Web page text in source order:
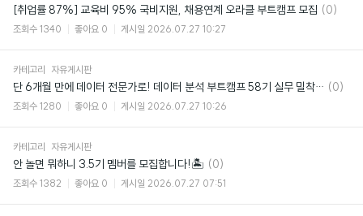
[취업률 87%] 교육비 95% 국비지원, 채용연계 오라클 부트캠프 모집 댓
(0)
조회수 1340 좋아요 0 게시일 2026.07.27 10:27
카테고리 자유게시판
단 6개월 만에 데이터 전문가로! 데이터 분석 부트캠프 58기 실무 밀착형 커리큘럼 댓
(0)
조회수 1280 좋아요 0 게시일 2026.07.27 10:26
카테고리 자유게시판
안 놀면 뭐하니 3.5기 멤버를 모집합니다!🏝 댓
글
(0)
조회수 1382 좋아요 0 게시일 2026.07.27 07:51